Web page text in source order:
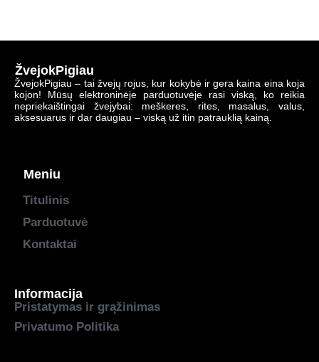
ŽvejokPigiau
ŽvejokPigiau – tai žvejų rojus, kur kokybė ir gera kaina eina koja
kojon! Mūsų elektroninėje parduotuvėje rasi viską, ko reikia
nepriekaištingai žvejybai: meškeres, rites, masalus, valus,
aksesuarus ir dar daugiau – viską už itin patrauklią kainą.
Meniu
Titulinis
Parduotuvė
Kontaktai
Informacija
Pristatymas ir grąžinimas
Privatumo Politika